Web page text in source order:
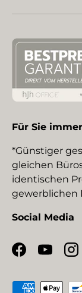
Für Sie
*Günstiger
gleichen
identischen
gewerblichen
Social Media
Facebook
YouTube